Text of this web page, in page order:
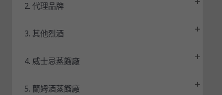
2. 代理品牌
3. 其他烈酒
4. 威士忌蒸餾廠
5. 蘭姆酒蒸餾廠